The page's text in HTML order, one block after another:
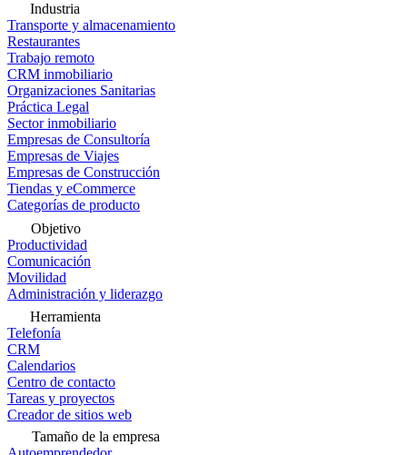
Industria
Transporte y almacenamiento
Restaurantes
Trabajo remoto
CRM inmobiliario
Organizaciones Sanitarias
Práctica Legal
Sector inmobiliario
Empresas de Consultoría
Empresas de Viajes
Empresas de Construcción
Tiendas y eCommerce
Categorías de producto
Objetivo
Productividad
Comunicación
Movilidad
Administración y liderazgo
Herramienta
Telefonía
CRM
Calendarios
Centro de contacto
Tareas y proyectos
Creador de sitios web
Tamaño de la empresa